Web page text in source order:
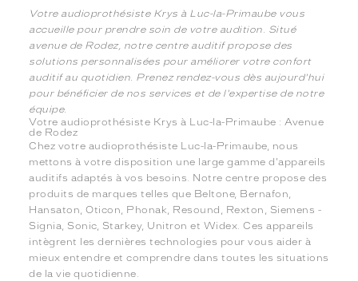
Votre audioprothésiste Krys à Luc-la-Primaube vous
accueille pour prendre soin de votre audition. Situé
avenue de Rodez, notre centre auditif propose des
solutions personnalisées pour améliorer votre confort
auditif au quotidien. Prenez rendez-vous dès aujourd'hui
pour bénéficier de nos services et de l'expertise de notre
équipe.
Votre audioprothésiste Krys à Luc-la-Primaube : Avenue
de Rodez
Chez votre audioprothésiste Luc-la-Primaube, nous
mettons à votre disposition une large gamme d'appareils
auditifs adaptés à vos besoins. Notre centre propose des
produits de marques telles que Beltone, Bernafon,
Hansaton, Oticon, Phonak, Resound, Rexton, Siemens -
Signia, Sonic, Starkey, Unitron et Widex. Ces appareils
intègrent les dernières technologies pour vous aider à
mieux entendre et comprendre dans toutes les situations
de la vie quotidienne.